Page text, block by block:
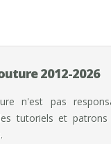
2012-2026
n'est pas
tutoriels et patrons